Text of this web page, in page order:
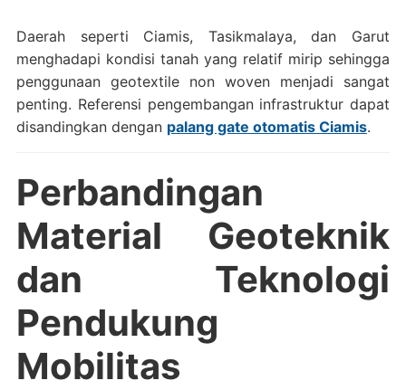
Daerah seperti Ciamis, Tasikmalaya, dan Garut
menghadapi kondisi tanah yang relatif mirip sehingga
penggunaan geotextile non woven menjadi sangat
penting. Referensi pengembangan infrastruktur dapat
disandingkan dengan palang gate otomatis Ciamis.
Perbandingan
Material Geoteknik
dan Teknologi
Pendukung
Mobilitas